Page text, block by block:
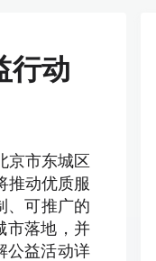
行动
京市东城区
推动优质服
、可推广的
市落地，并
公益活动详